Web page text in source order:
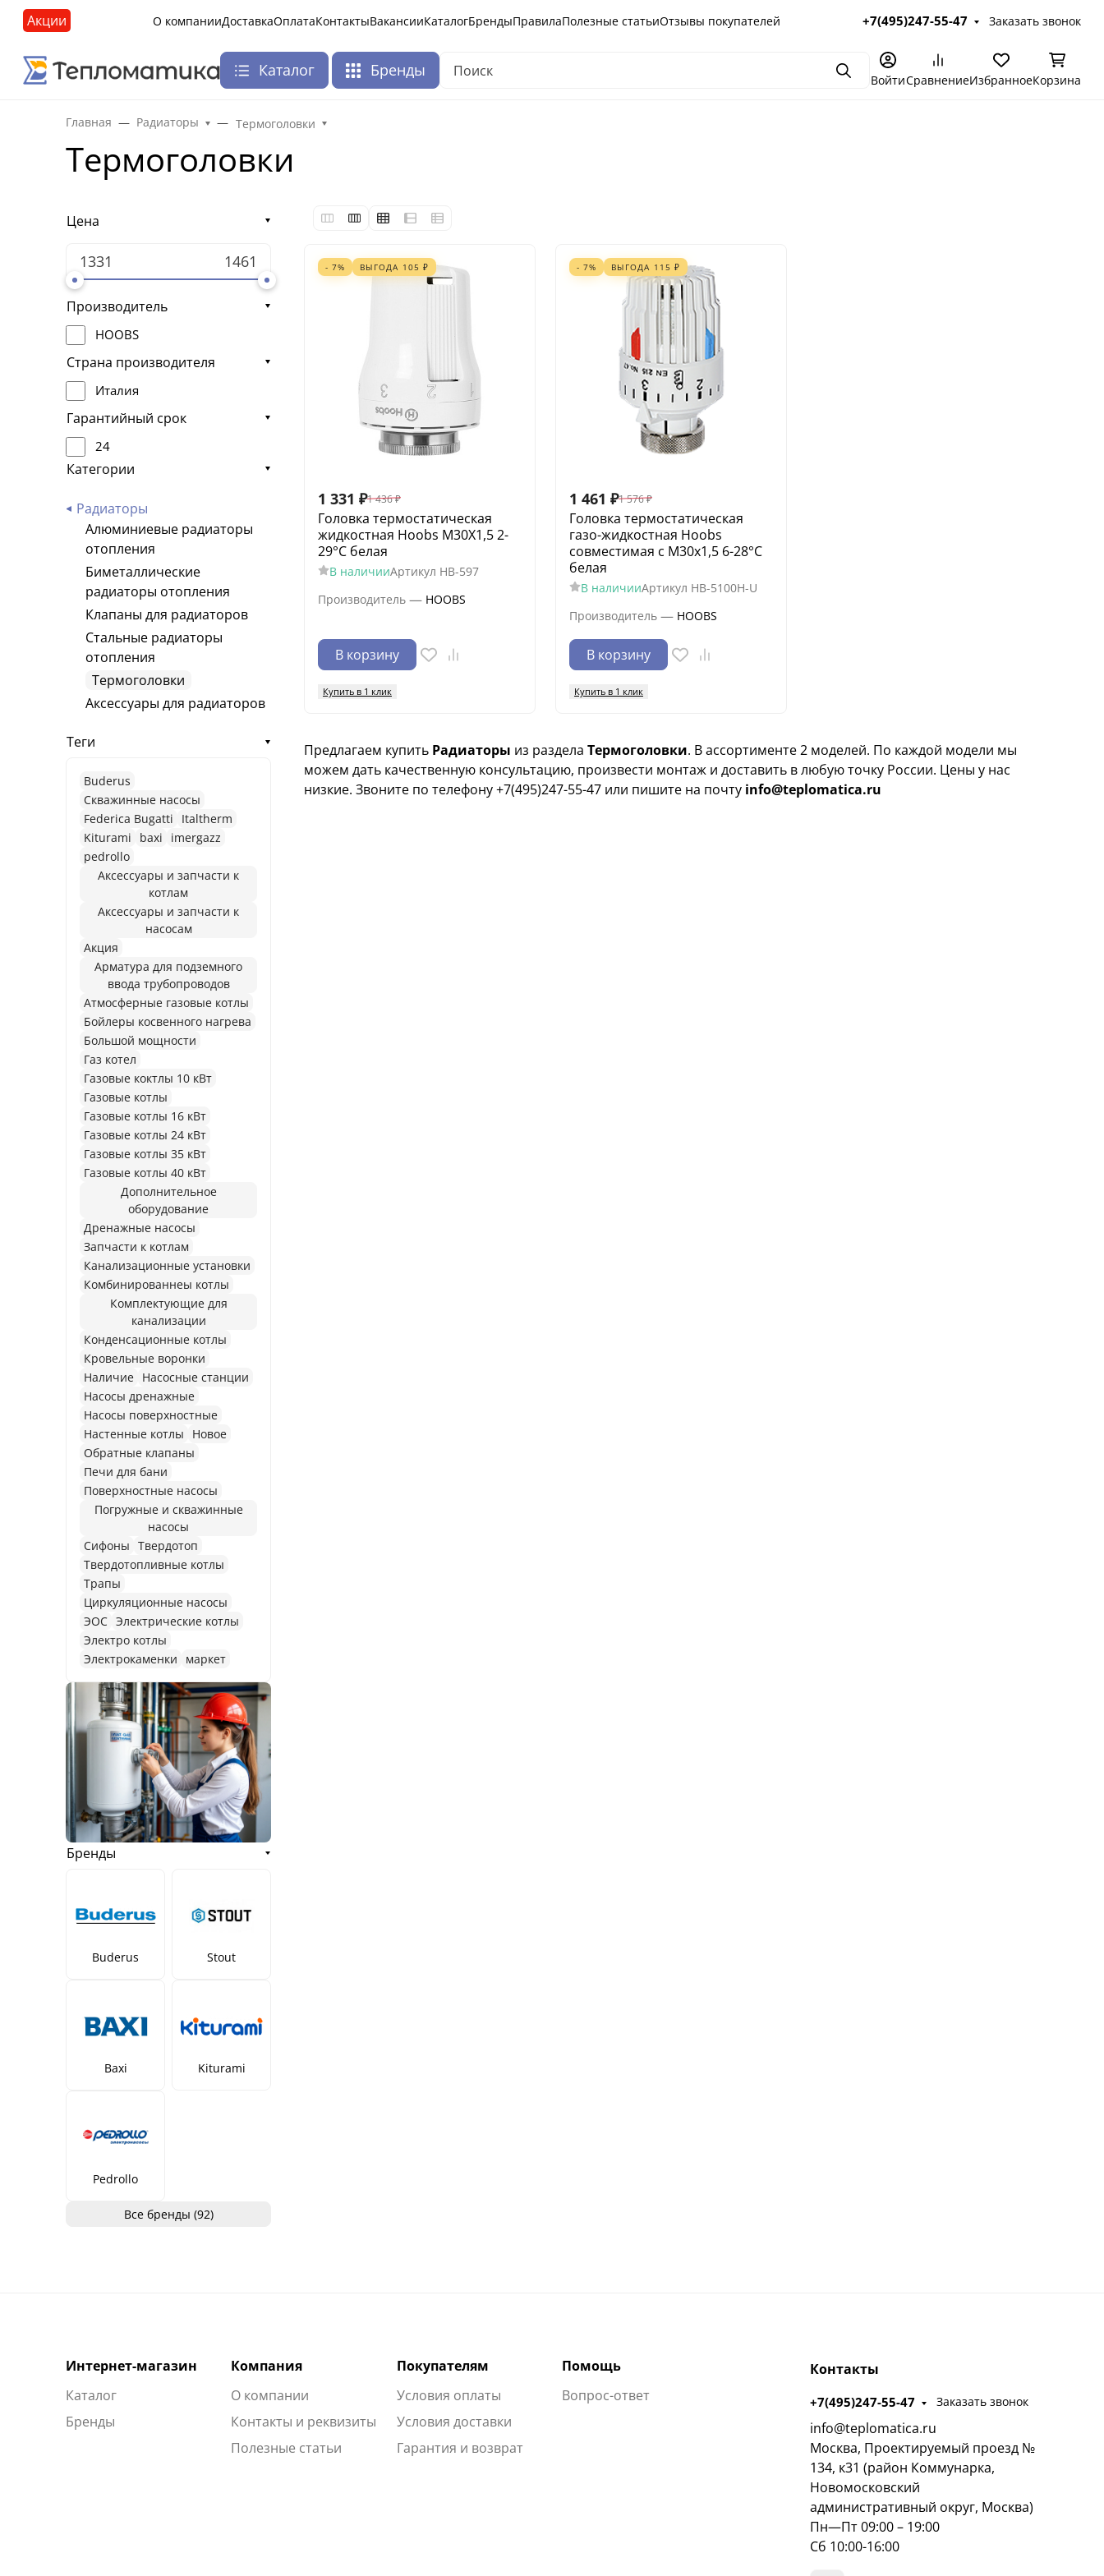
Акции О компанииДоставкаОплатаКонтактыВакансииКаталогБрендыПравилаПолезные статьиОтзывы покупателей +7(495)247-55-47 Заказать звонок
Каталог Бренды ПоискВойтиСравнениеИзбранноеКорзина
Главная Радиаторы Термоголовки
Термоголовки
Цена
Производитель
HOOBS
Страна производителя
Италия
Гарантийный срок
24
Категории
Радиаторы
Алюминиевые радиаторы
отопления
Биметаллические
радиаторы отопления
Клапаны для радиаторов
Стальные радиаторы
отопления
Термоголовки
Аксессуары для радиаторов
Теги
Buderus
Cкважинные насосы
Federica Bugatti
Italtherm
Kiturami
baxi
imergazz
pedrollo
Аксессуары и запчасти к
котлам
Аксессуары и запчасти к
насосам
Акция
Арматура для подземного
ввода трубопроводов
Атмосферные газовые котлы
Бойлеры косвенного нагрева
Большой мощности
Газ котел
Газовые коктлы 10 кВт
Газовые котлы
Газовые котлы 16 кВт
Газовые котлы 24 кВт
Газовые котлы 35 кВт
Газовые котлы 40 кВт
Дополнительное
оборудование
Дренажные насосы
Запчасти к котлам
Канализационные установки
Комбинированнеы котлы
Комплектующие для
канализации
Конденсационные котлы
Кровельные воронки
Наличие Насосные станции
Насосы дренажные
Насосы поверхностные
Настенные котлы
Новое
Обратные клапаны
Печи для бани
Поверхностные насосы
Погружные и скважинные
насосы
Сифоны Твердотоп
Твердотопливные котлы
Трапы
Циркуляционные насосы
ЭОС Электрические котлы
Электро котлы
Электрокаменки
маркет
Бренды
Buderus Stout
Baxi Kiturami
Pedrollo
Все бренды (92)
- 7% ВЫГОДА 105 ₽
1 331 ₽1 436 ₽
Головка термостатическая
жидкостная Hoobs M30X1,5 2-
29°C белая
В наличииАртикул HB-597
Производитель — HOOBS
В корзину
Купить в 1 клик
- 7% ВЫГОДА 115 ₽
1 461 ₽1 576 ₽
Головка термостатическая
газо-жидкостная Hoobs
совместимая с M30х1,5 6-28°C
белая
В наличииАртикул HB-5100H-U
Производитель — HOOBS
В корзину
Купить в 1 клик
Предлагаем купить Радиаторы из раздела Термоголовки. В ассортименте 2 моделей. По каждой модели мы
можем дать качественную консультацию, произвести монтаж и доставить в любую точку России. Цены у нас
низкие. Звоните по телефону +7(495)247-55-47 или пишите на почту info@teplomatica.ru
Интернет-магазин
Каталог
Бренды
Компания
О компании
Контакты и реквизиты
Полезные статьи
Покупателям
Условия оплаты
Условия доставки
Гарантия и возврат
Помощь
Вопрос-ответ
Контакты
+7(495)247-55-47 Заказать звонок
info@teplomatica.ru
Москва, Проектируемый проезд №
134, к31 (район Коммунарка,
Новомосковский
административный округ, Москва)
Пн—Пт 09:00 – 19:00
Сб 10:00-16:00